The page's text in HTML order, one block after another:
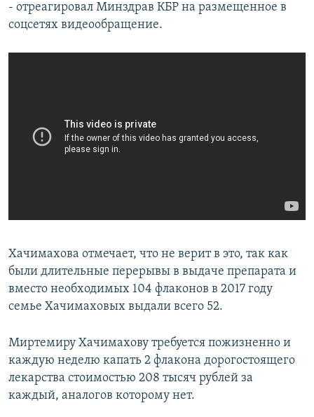
- отреагировал Минздрав КБР на размещенное в
соцсетях видеообращение.
Хачимахова отмечает, что не верит в это, так как
были длительные перерывы в выдаче препарата и
вместо необходимых 104 флаконов в 2017 году
семье Хачимаховых выдали всего 52.
Миртемиру Хачимахову требуется пожизненно и
каждую неделю капать 2 флакона дорогостоящего
лекарства стоимостью 208 тысяч рублей за
каждый, аналогов которому нет.